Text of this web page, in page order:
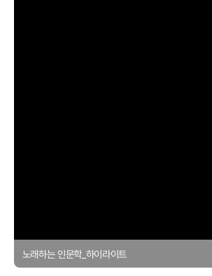
노래하는 인문학_하이라이트